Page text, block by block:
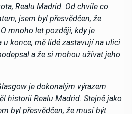
Realu Madrid. Od chvíle co
jsem byl přesvědčen, že
mnoho let později, kdy je
u konce, mě lidé zastavují na ulici
a že si mohou užívat jeho
je dokonalým výrazem
historii Realu Madrid. Stejně jako
byl přesvědčen, že musí být